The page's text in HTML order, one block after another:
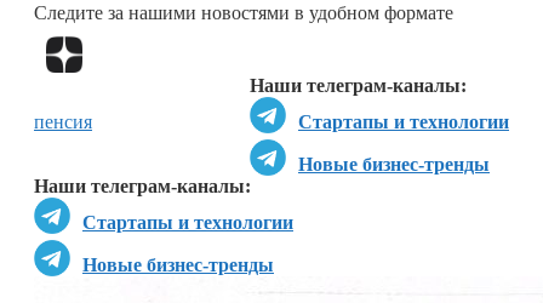
Следите за нашими новостями в удобном формате
Наши телеграм-каналы:
Стартапы и технологии
Новые бизнес-тренды
Наши телеграм-каналы:
Стартапы и технологии
Новые бизнес-тренды
пенсия